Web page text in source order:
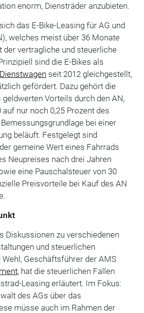
enorm, Diensträder anzubieten.
das E-Bike-Leasing für AG und
welches meist über 36 Monate
der vertragliche und steuerliche
sind die E-Bikes als
Dienstwagen seit 2012 gleichgestellt,
gefördert. Dazu gehört die
geldwerten Vorteils durch den AN,
nur noch 0,25 Prozent des
bei einer
beläuft. Festgelegt sind
gemeine Wert eines Fahrrads
Neupreises nach drei Jahren
eine Pauschalsteuer von 30
Preisvorteile bei Kauf des AN
Diskussionen zu verschiedenen
und steuerlichen
Wehl, Geschäftsführer der AMS
, hat die steuerlichen Fallen
Leasing erläutert. Im Fokus:
des AGs über das
müsse auch im Rahmen der